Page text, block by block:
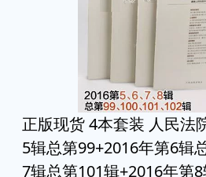
正版现货 4本套装 人民法
5辑总第99+2016年第6辑
7辑总第101辑+2016年第